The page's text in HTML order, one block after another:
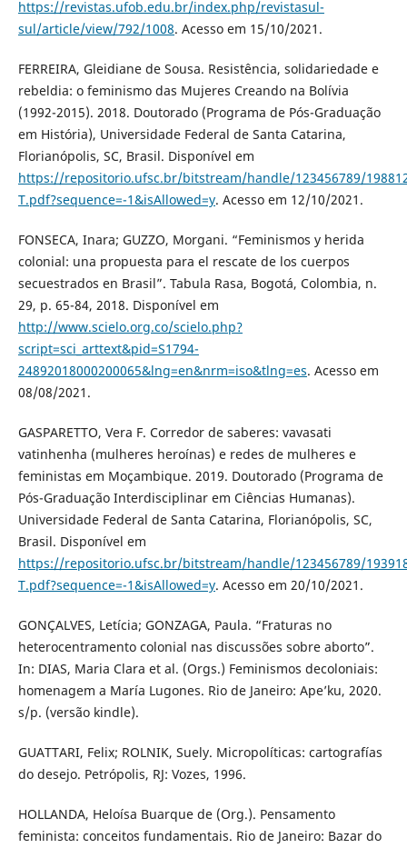
https://revistas.ufob.edu.br/index.php/revistasul-
sul/article/view/792/1008. Acesso em 15/10/2021.
FERREIRA, Gleidiane de Sousa. Resistência, solidariedade e
rebeldia: o feminismo das Mujeres Creando na Bolívia
(1992-2015). 2018. Doutorado (Programa de Pós-Graduação
em História), Universidade Federal de Santa Catarina,
Florianópolis, SC, Brasil. Disponível em
https://repositorio.ufsc.br/bitstream/handle/123456789/
T.pdf?sequence=-1&isAllowed=y. Acesso em 12/10/2021.
FONSECA, Inara; GUZZO, Morgani. “Feminismos y herida
colonial: una propuesta para el rescate de los cuerpos
secuestrados en Brasil”. Tabula Rasa, Bogotá, Colombia, n.
29, p. 65-84, 2018. Disponível em
http://www.scielo.org.co/scielo.php?
script=sci_arttext&pid=S1794-
24892018000200065&lng=en&nrm=iso&tlng=es. Acesso em
08/08/2021.
GASPARETTO, Vera F. Corredor de saberes: vavasati
vatinhenha (mulheres heroínas) e redes de mulheres e
feministas em Moçambique. 2019. Doutorado (Programa de
Pós-Graduação Interdisciplinar em Ciências Humanas).
Universidade Federal de Santa Catarina, Florianópolis, SC,
Brasil. Disponível em
https://repositorio.ufsc.br/bitstream/handle/123456789/
T.pdf?sequence=-1&isAllowed=y. Acesso em 20/10/2021.
GONÇALVES, Letícia; GONZAGA, Paula. “Fraturas no
heterocentramento colonial nas discussões sobre aborto”.
In: DIAS, Maria Clara et al. (Orgs.) Feminismos decoloniais:
homenagem a María Lugones. Rio de Janeiro: Ape’ku, 2020.
s/p. (versão kindle).
GUATTARI, Felix; ROLNIK, Suely. Micropolíticas: cartografías
do desejo. Petrópolis, RJ: Vozes, 1996.
HOLLANDA, Heloísa Buarque de (Org.). Pensamento
feminista: conceitos fundamentais. Rio de Janeiro: Bazar do